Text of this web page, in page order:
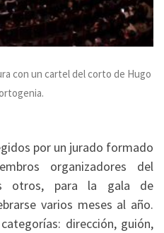
con un cartel del corto de Hugo
por un jurado formado
organizadores del
otros, para la gala de
varios meses al año.
dirección, guión,